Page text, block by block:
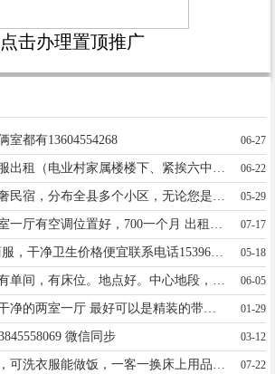
点击办理置顶推广
室都有13604554268 06-27
06-22
05-29
07-17
求租20-50平商服，干净卫生价格便宜联系电话15396649555 05-18
06-05
想租一个看着干净的两室一厅 最好可以是精装的带家电 房间不用太大 最好离正大街不是特别特别远的 我长年租 价格最高可以给到1w2 支持半年给的联系我17545173134 01-29
微信同步 03-12
07-22